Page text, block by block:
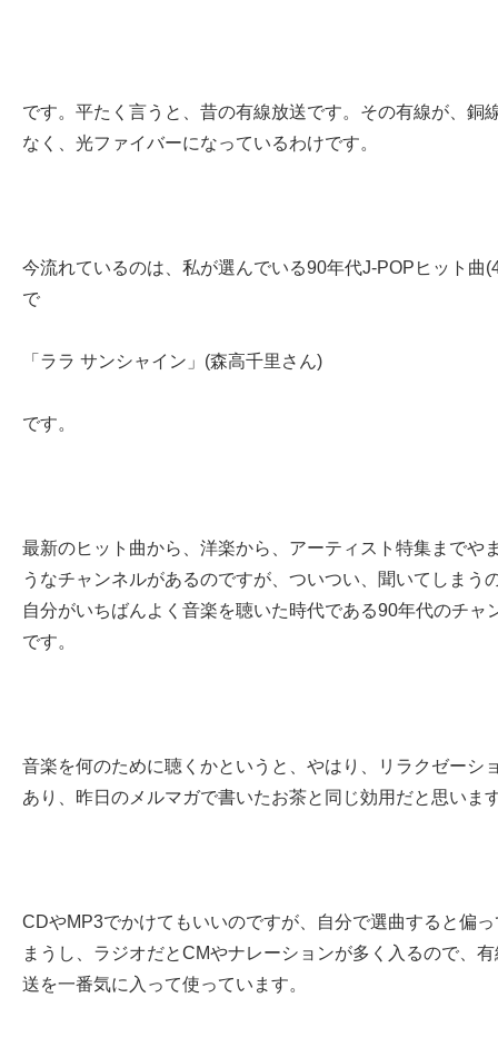
です。平たく言うと、昔の有線放送です。その有線が、銅
なく、光ファイバーになっているわけです。
今流れているのは、私が選んでいる90年代J-POPヒット曲
で
「ララ サンシャイン」(森高千里さん)
です。
最新のヒット曲から、洋楽から、アーティスト特集までや
うなチャンネルがあるのですが、ついつい、聞いてしまう
自分がいちばんよく音楽を聴いた時代である90年代のチャ
です。
音楽を何のために聴くかというと、やはり、リラクゼーシ
あり、昨日のメルマガで書いたお茶と同じ効用だと思いま
CDやMP3でかけてもいいのですが、自分で選曲すると偏
まうし、ラジオだとCMやナレーションが多く入るので、
送を一番気に入って使っています。